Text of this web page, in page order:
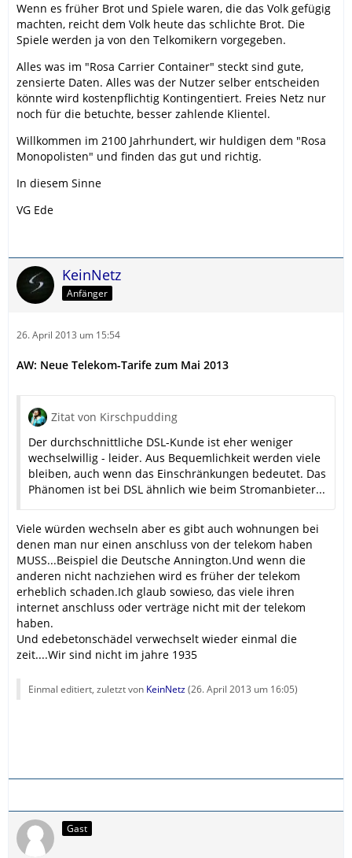
Wenn es früher Brot und Spiele waren, die das Volk gefügig
machten, reicht dem Volk heute das schlichte Brot. Die
Spiele werden ja von den Telkomikern vorgegeben.
Alles was im "Rosa Carrier Container" steckt sind gute,
zensierte Daten. Alles was der Nutzer selber entscheiden
könnte wird kostenpflichtig Kontingentiert. Freies Netz nur
noch für die betuchte, besser zahlende Klientel.
Willkommen im 2100 Jahrhundert, wir huldigen dem "Rosa
Monopolisten" und finden das gut und richtig.
In diesem Sinne
VG Ede
KeinNetz
Anfänger
26. April 2013 um 15:54
AW: Neue Telekom-Tarife zum Mai 2013
Zitat von Kirschpudding
Der durchschnittliche DSL-Kunde ist eher weniger
wechselwillig - leider. Aus Bequemlichkeit werden viele
bleiben, auch wenn das Einschränkungen bedeutet. Das
Phänomen ist bei DSL ähnlich wie beim Stromanbieter...
Viele würden wechseln aber es gibt auch wohnungen bei
denen man nur einen anschluss von der telekom haben
MUSS...Beispiel die Deutsche Annington.Und wenn die
anderen nicht nachziehen wird es früher der telekom
erheblich schaden.Ich glaub sowieso, das viele ihren
internet anschluss oder verträge nicht mit der telekom
haben.
Und edebetonschädel verwechselt wieder einmal die
zeit....Wir sind nicht im jahre 1935
Einmal editiert, zuletzt von KeinNetz(26. April 2013 um 16:05)
Gast